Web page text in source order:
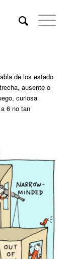
de los estado
ausente o
curiosa
6 no tan